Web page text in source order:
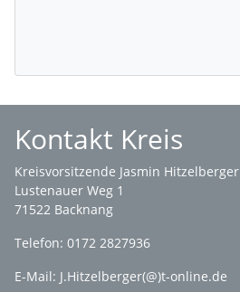
Kontakt Kreis
Kreisvorsitzende Jasmin Hitzelberger
Lustenauer Weg 1
71522 Backnang
Telefon: 0172 2827936
E-Mail: J.Hitzelberger(@)t-online.de